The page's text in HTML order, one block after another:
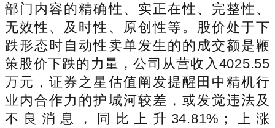
部门内容的精确性、实正在性、完整性、
无效性、及时性、原创性等。股价处于下
跌形态时自动性卖单发生的的成交额是鞭
策股价下跌的力量，公司从营收入4025.55
万元，证券之星估值阐发提醒田中精机行
业内合作力的护城河较差，或发觉违法及
不良消息，同比上升34.81%；上涨